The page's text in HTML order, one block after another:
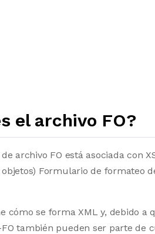
el archivo FO?
archivo FO está asociada con
Formulario de formateo
cómo se forma XML y, debido
también pueden ser parte de